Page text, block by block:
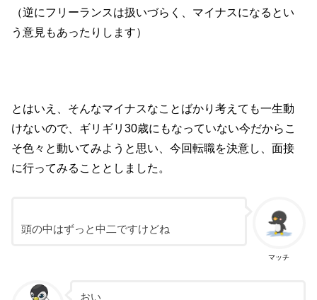
（逆にフリーランスは扱いづらく、マイナスになるとい
う意見もあったりします）
とはいえ、そんなマイナスなことばかり考えても一生動
けないので、ギリギリ30歳にもなっていない今だからこ
そ色々と動いてみようと思い、今回転職を決意し、面接
に行ってみることとしました。
マッチ
頭の中はずっと中二ですけどね
おい